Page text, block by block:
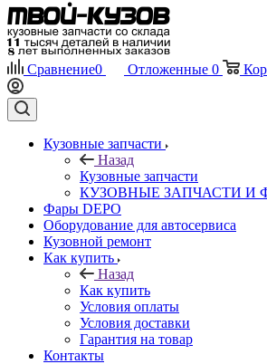
Сравнение0 Отложенные 0
Кузовные запчасти
Назад
Кузовные запчасти
КУЗОВНЫЕ ЗАПЧАСТИ И
Фары DEPO
Оборудование для автосервиса
Кузовной ремонт
Как купить
Назад
Как купить
Условия оплаты
Условия доставки
Гарантия на товар
Контакты